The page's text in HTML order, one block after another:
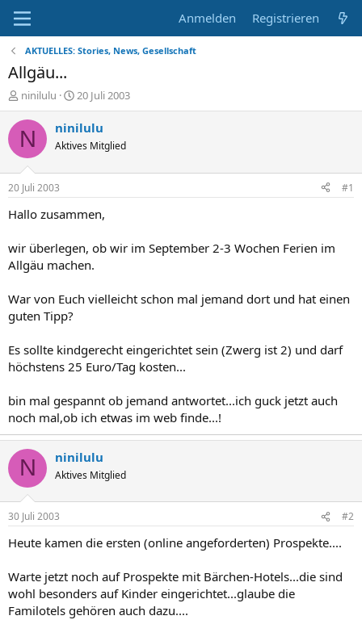
Anmelden Registrieren
AKTUELLES: Stories, News, Gesellschaft
Allgäu...
E
r
s
t
e
r
ninilulu
E
r
s
e
t
a
20 Juli 2003
N ninilulu
Aktives Mitglied
20 Juli 2003 #1
Hallo zusammen,
wir überlegen, ob wir im September 2-3 Wochen Ferien im
Allgäu machen.
War von Euch vielleicht schon mal jemand dort und hat einen
guten Tipp?
Es sollte kindgerecht eingerichtet sein (Zwerg ist 2) und darf
höchstens 25 Euro/Tag kosten...
bin mal gespannt ob jemand antwortet...ich guck jetzt auch
noch mal,ob ich etwas im web finde...!
N ninilulu
Aktives Mitglied
30 Juli 2003 #2
Heute kamen die ersten (online angeforderten) Prospekte....
Warte jetzt noch auf Prospekte mit Bärchen-Hotels...die sind
wohl besonders auf Kinder eingerichtet...glaube die
Familotels gehören auch dazu....